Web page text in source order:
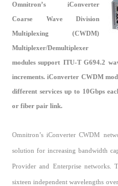
Omnitron’s iConverter
Coarse Wave Division
Multiplexing (CWDM)
Multiplexer/Demultiplexer
modules support ITU-T G694.2
increments. iConverter CWDM
different services up to 10Gbps
or fiber pair link.
Omnitron’s iConverter CWDM
solution for increasing bandwidth
Provider and Enterprise networks.
sixteen independent wavelengths